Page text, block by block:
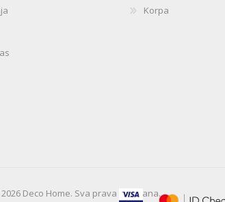
Korpa
Deco Home. Sva prava zadržana.